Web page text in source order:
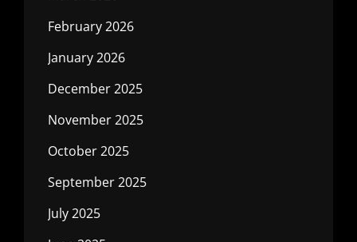
February 2026
January 2026
December 2025
November 2025
October 2025
September 2025
July 2025